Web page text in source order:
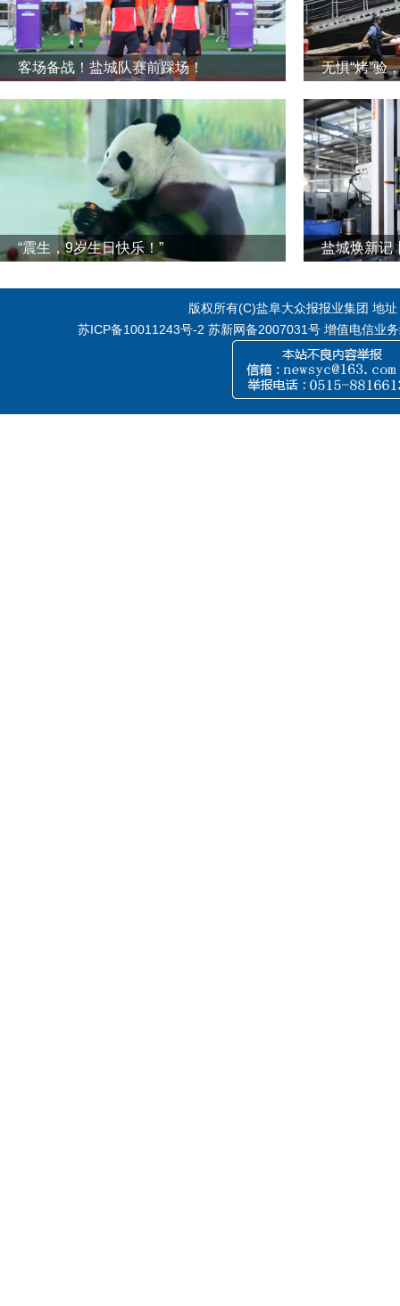
客场备战！盐城队赛前踩场！ 无惧“烤”验
“震生，9岁生日快乐！”
版权所有(C)盐阜大众报报业集团 地
苏ICP备10011243号-2 苏新网备2007031号 增值电信业